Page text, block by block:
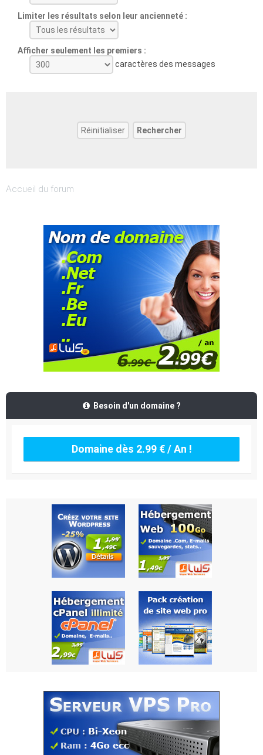
Limiter les résultats selon leur ancienneté :
Afficher seulement les premiers :
caractères des messages
Accueil du forum
Besoin d'un domaine ?
Domaine dès 2.99 € / An !